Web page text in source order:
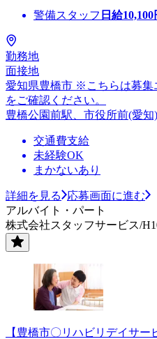
警備スタッフ 日給10,100
勤務地
面接地
愛知県豊橋市 ※こちらは募集
をご確認ください。
豊橋公園前駅、市役所前(愛
交通費支給
未経験OK
まかないあり
詳細を見る
応募画面に進む
アルバイト・パート
株式会社スタッフサービス/
【豊橋市〇リハビリデイサ